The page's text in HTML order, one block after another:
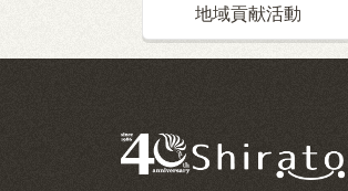
地域貢献活動